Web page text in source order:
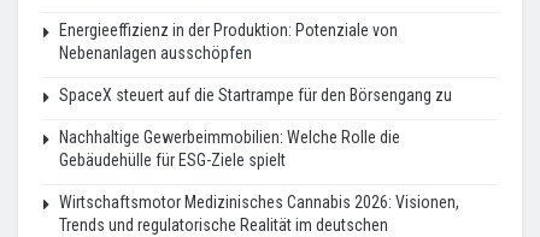
Energieeffizienz in der Produktion: Potenziale von
Nebenanlagen ausschöpfen
SpaceX steuert auf die Startrampe für den Börsengang zu
Nachhaltige Gewerbeimmobilien: Welche Rolle die
Gebäudehülle für ESG-Ziele spielt
Wirtschaftsmotor Medizinisches Cannabis 2026: Visionen,
Trends und regulatorische Realität im deutschen